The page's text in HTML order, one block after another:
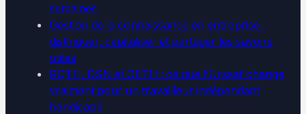
semaines
Gestion de la connaissance en entreprise :
distinguer, capitaliser et partager les savoirs
utiles
RQTH, DSN et OETH : ce que l’Urssaf change
vraiment pour un travailleur indépendant
handicapé